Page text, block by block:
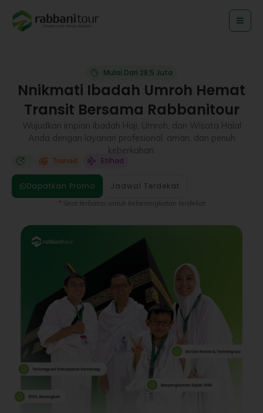
konten
Mulai Dari 28,5 Juta
Nnikmati Ibadah Umroh Hemat
Transit Bersama Rabbanitour
Wujudkan impian ibadah Haji, Umroh, dan Wisata Halal
Anda dengan layanan profesional, aman, dan penuh
keberkahan.
Transit Etihad
Dapatkan Promo Jadwal Terdekat
*Seat terbatas untuk keberangkatan terdekat